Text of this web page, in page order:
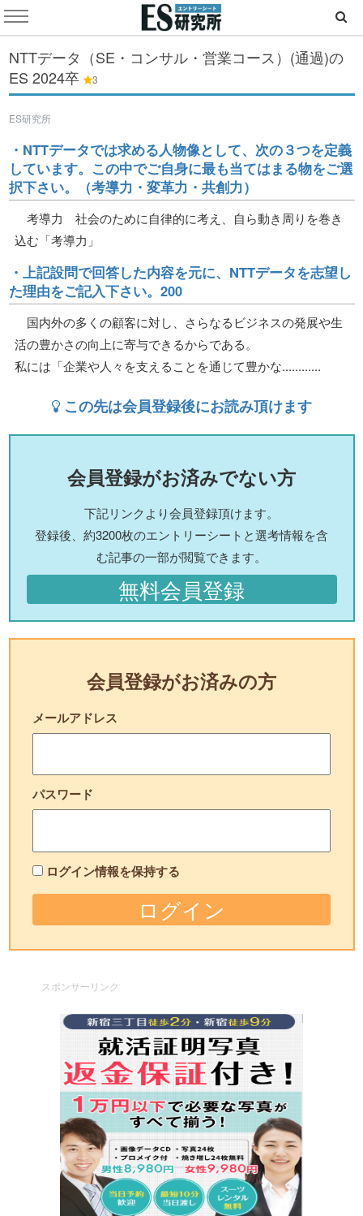
NTTデータ（SE・コンサル・営業コース）(通過)の
ES 2024卒 3
ES研究所
・NTTデータでは求める人物像として、次の３つを定義
しています。この中でご自身に最も当てはまる物をご選
択下さい。（考導力・変革力・共創力）
考導力 社会のために自律的に考え、自ら動き周りを巻き
込む「考導力」
・上記設問で回答した内容を元に、NTTデータを志望し
た理由をご記入下さい。200
国内外の多くの顧客に対し、さらなるビジネスの発展や生
活の豊かさの向上に寄与できるからである。
私には「企業や人々を支えることを通じて豊かな............
この先は会員登録後にお読み頂けます
会員登録がお済みでない方
下記リンクより会員登録頂けます。
登録後、約3200枚のエントリーシートと選考情報を含
む記事の一部が閲覧できます。
無料会員登録
会員登録がお済みの方
メールアドレス
パスワード
ログイン情報を保持する
スポンサーリンク